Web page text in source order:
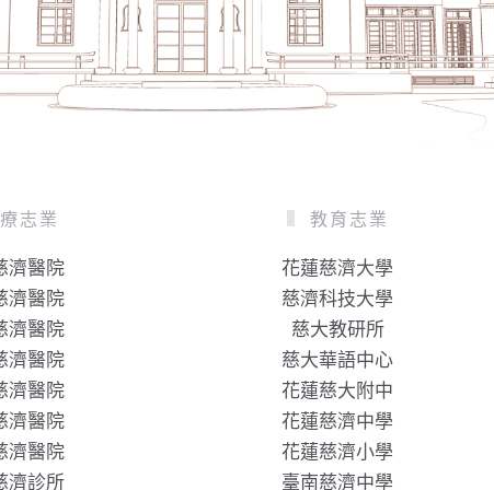
志業
濟醫院
濟醫院
濟醫院
濟醫院
濟醫院
濟醫院
濟醫院
濟診所
教育志業
花蓮慈濟大學
慈濟科技大學
慈大教研所
慈大華語中心
花蓮慈大附中
花蓮慈濟中學
花蓮慈濟小學
臺南慈濟中學